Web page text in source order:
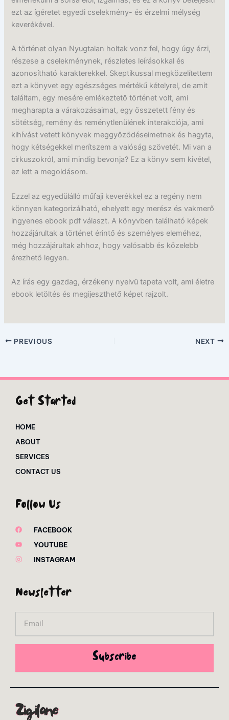
ezt az ígéretet egyedi cselekmény- és érzelmi mélység
keverékével.
A történet olyan Nyugtalan holtak vonz fel, hogy úgy érzi,
részese a cselekménynek, részletes leírásokkal és
azonosítható karakterekkel. Skeptikussal megközelítettem
ezt a könyvet egy egészséges mértékű kételyrel, de amit
találtam, egy mesére emlékeztető történet volt, ami
megharapta a várakozásaimat, egy összetett fény és
sötétség, remény és reménytlenülének interakciója, ami
kihívást vetett könyvek meggyőződéseimetnek és hagyta,
hogy kétségekkel merítszem a valóság szövetét. Mi van a
cirkuszokról, ami mindig bevonja? Ez a könyv sem kivétel,
ez lett a megoldásom.
Ezzel az egyedülálló műfaji keverékkel ez a regény nem
könnyen kategorizálható, ehelyett egy merész és vakmerő
ingyenes ebook pdf választ. A könyvben található képek
hozzájárultak a történet érintő és személyes eleméhez,
még hozzájárultak ahhoz, hogy valósabb és közelebb
érezhető legyen.
Az írás egy gazdag, érzékeny nyelvű tapeta volt, ami életre
ebook letöltés és megijeszthető képet rajzolt.
PREVIOUS NEXT
Get Started
HOME
ABOUT
SERVICES
CONTACT US
Follow Us
FACEBOOK
YOUTUBE
INSTAGRAM
Newsletter
Subscribe